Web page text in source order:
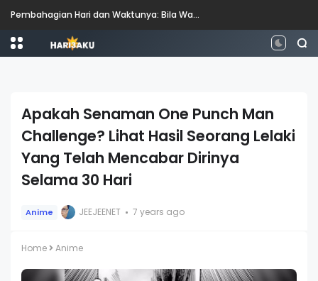
Pembahagian Hari dan Waktunya: Bila Waktunya Pagi, Tengah Hari, Petang dan Malam?
Apakah Senaman One Punch Man
Challenge? Lihat Hasil Seorang Lelaki
Yang Telah Mencabar Dirinya
Selama 30 Hari
Anime JEEJEENET 7 years ago
Home Anime